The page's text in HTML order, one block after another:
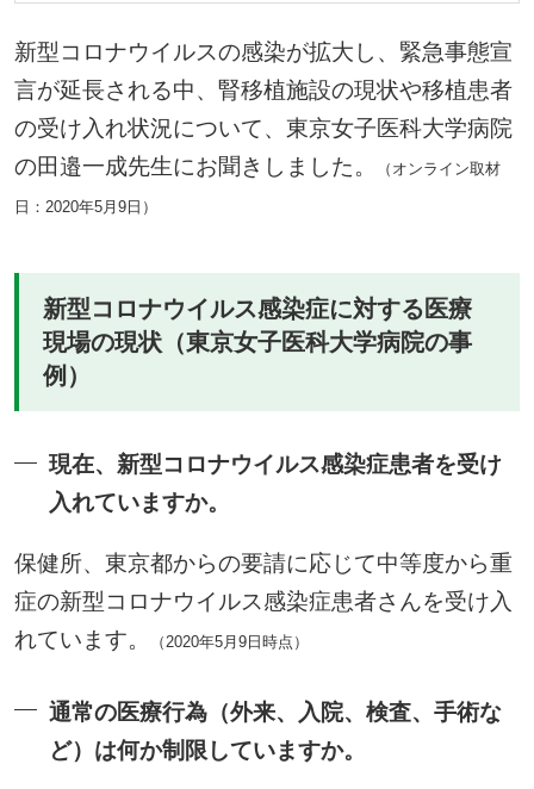
新型コロナウイルスの感染が拡大し、緊急事態宣
言が延長される中、腎移植施設の現状や移植患者
の受け入れ状況について、東京女子医科大学病院
の田邉一成先生にお聞きしました。
（オンライン取材
日：2020年5月9日）
新型コロナウイルス感染症に対する医療
現場の現状（東京女子医科大学病院の事
例）
現在、新型コロナウイルス感染症患者を受け
入れていますか。
保健所、東京都からの要請に応じて中等度から重
症の新型コロナウイルス感染症患者さんを受け入
れています。
（2020年5月9日時点）
通常の医療行為（外来、入院、検査、手術な
ど）は何か制限していますか。